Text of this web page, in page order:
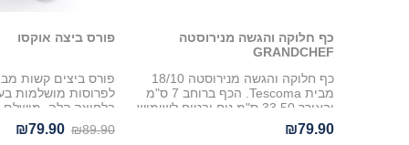
כף חלוקה והגשה מנירוסטה
GRANDCHEF
כף חלוקה והגשה מנירוסטה 18/10
מבית Tescoma. הכף ברוחב 7 ס"מ
ובאורך 33.50 ס"מ נוח ובטוח לשימוש.
מתנקה בקלות, מתאים למדיח כלים
ועמידה לאורך שנים
₪79.90
פורס ביצה אוקסו
בלחיצה קלה. מושלם
סלטים וסנדוויצ'ים
₪89.90
₪79.90